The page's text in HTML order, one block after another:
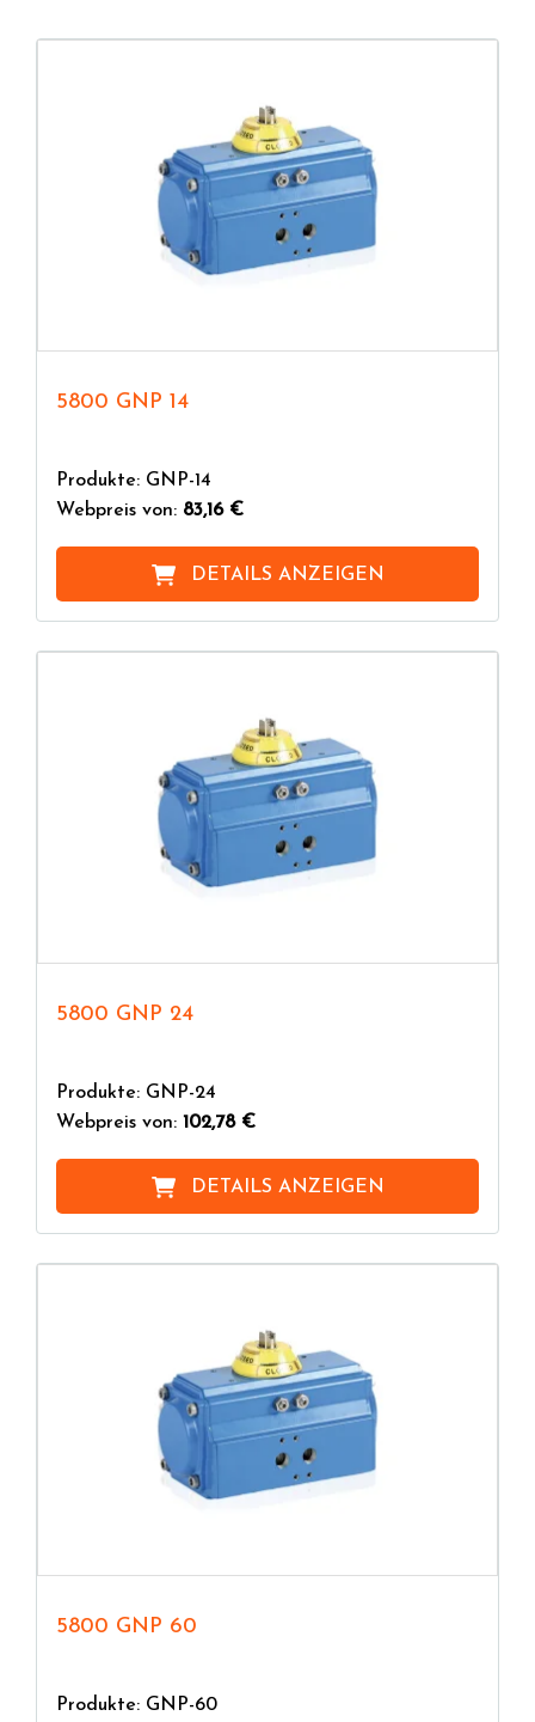
abgesenkt, wie bei Schieber- und Regelventilen.
5800 GNP 14
Produkte: GNP-14
Webpreis von: 83,16 €
DETAILS ANZEIGEN
5800 GNP 24
Produkte: GNP-24
Webpreis von: 102,78 €
DETAILS ANZEIGEN
5800 GNP 60
Produkte: GNP-60